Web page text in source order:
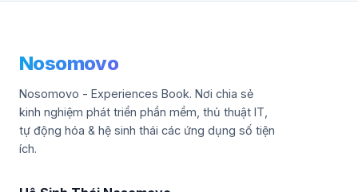
Nosomovo
Nosomovo - Experiences Book. Nơi chia sẻ
kinh nghiệm phát triển phần mềm, thủ thuật IT,
tự động hóa & hệ sinh thái các ứng dụng số tiện
ích.